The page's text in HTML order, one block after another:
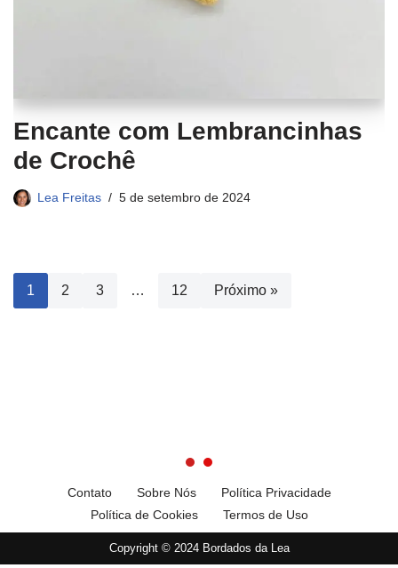
Encante com Lembrancinhas
de Crochê
Lea Freitas 5 de setembro de 2024
1 2 3 … 12 Próximo »
Contato Sobre Nós
Política Privacidade
Política de Cookies
Termos de Uso
Copyright © 2024 Bordados da Lea